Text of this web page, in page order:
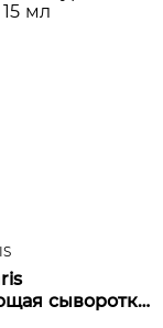
сыворотка